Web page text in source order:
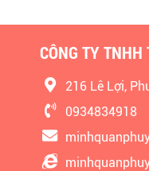
CÔNG TY
216 Lê Lợi,
0934834918